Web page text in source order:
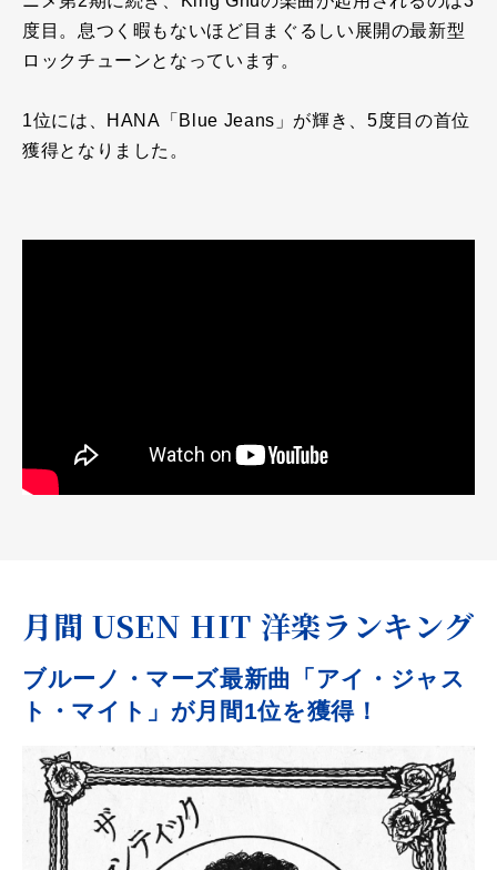
度目。息つく暇もないほど目まぐるしい展開の最新型
ロックチューンとなっています。
1位には、 HANA 「 Blue Jeans 」が輝き、5度目の首位
獲得となりました。
月間 USEN HIT 洋楽ランキング
ブルーノ・マーズ最新曲「アイ・ジャス
ト・マイト」が月間1位を獲得！